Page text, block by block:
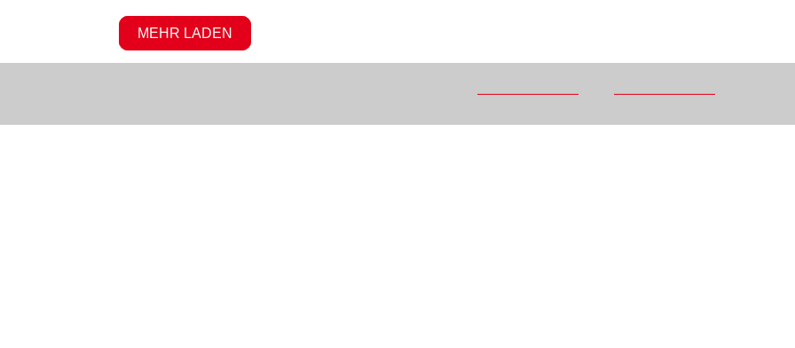
MEHR LADEN